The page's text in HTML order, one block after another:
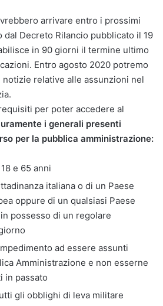
arrivare entro i prossimi
dal Decreto Rilancio pubblicato il 19
in 90 giorni il termine ultimo
Entro agosto 2020 potremo
relative alle assunzioni nel
per poter accedere al
i generali presenti
per la pubblica amministrazione:
e 65 anni
italiana o di un Paese
oppure di un qualsiasi Paese
possesso di un regolare
ad essere assunti
Amministrazione e non esserne
in passato
gli obblighi di leva militare